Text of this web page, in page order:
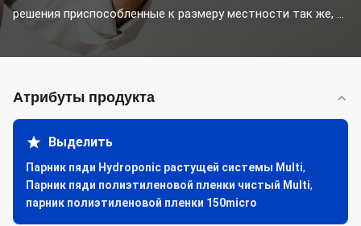
решения приспособленные к размеру местности так же, ...
Атрибуты продукта
Выделить
Парник пяди Hydroponic растущей системы Multi,
Парник пяди полиэтиленовой пленки чистый Multi,
парник полиэтиленовой пленки 150micro